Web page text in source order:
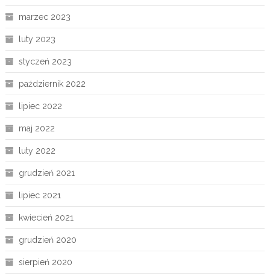
marzec 2023
luty 2023
styczeń 2023
październik 2022
lipiec 2022
maj 2022
luty 2022
grudzień 2021
lipiec 2021
kwiecień 2021
grudzień 2020
sierpień 2020